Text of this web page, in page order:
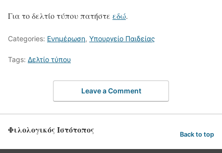
Για το δελτίο τύπου πατήστε εδώ.
Categories: Ενημέρωση, Υπουργείο Παιδείας
Tags: Δελτίο τύπου
Leave a Comment
Φιλολογικός Ιστότοπος Back to top